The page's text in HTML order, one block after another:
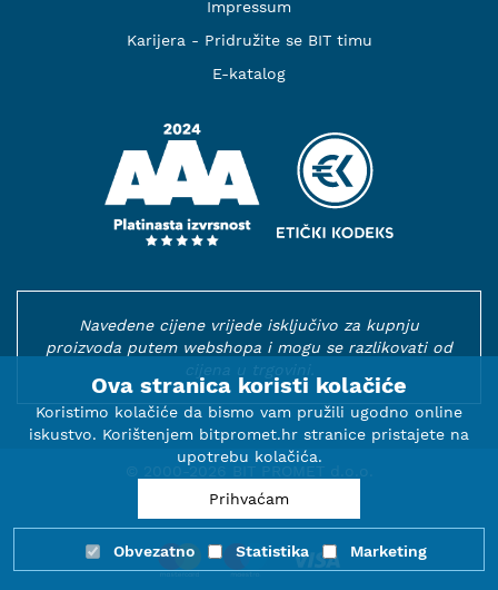
Impressum
Karijera - Pridružite se BIT timu
E-katalog
Navedene cijene vrijede isključivo za kupnju
proizvoda putem webshopa i mogu se razlikovati od
© 2000-2026 BIT PROMET d.o.o.
Ova stranica koristi kolačiće
Koristimo kolačiće da bismo vam pružili ugodno online
iskustvo. Korištenjem bitpromet.hr stranice pristajete na
upotrebu kolačića.
Prihvaćam
Obvezatno Statistika Marketing